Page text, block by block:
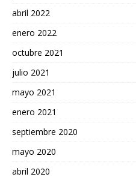
abril 2022
enero 2022
octubre 2021
julio 2021
mayo 2021
enero 2021
septiembre 2020
mayo 2020
abril 2020